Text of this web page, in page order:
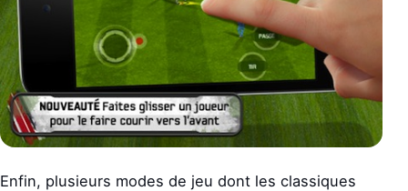
Enfin, plusieurs modes de jeu dont les classiques